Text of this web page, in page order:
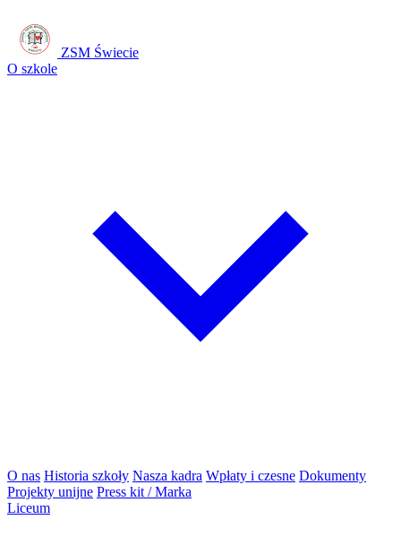
ZSM Świecie
O szkole
O nas Historia szkoły Nasza kadra Wpłaty i czesne Dokumenty
Projekty unijne Press kit / Marka
Liceum